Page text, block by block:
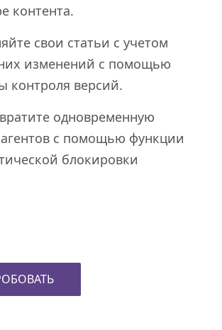
контента.
свои статьи с учетом
изменений с помощью
контроля версий.
одновременную
агентов с помощью функции
блокировки